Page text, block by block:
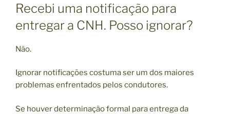
Recebi uma notificação para
entregar a CNH. Posso ignorar?
Não.
Ignorar notificações costuma ser um dos maiores
problemas enfrentados pelos condutores.
Se houver determinação formal para entrega da